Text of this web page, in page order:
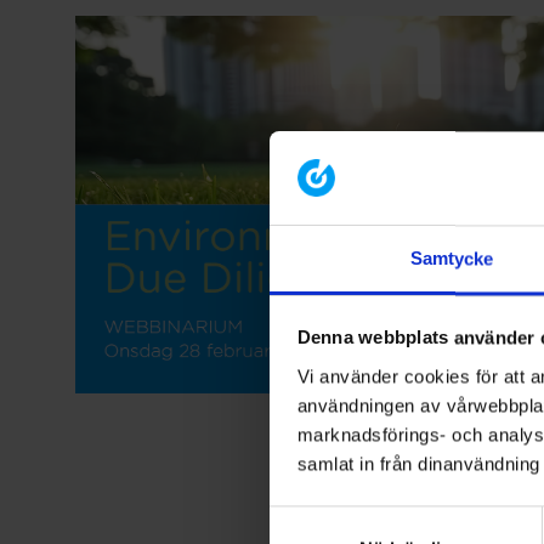
Samtycke
Denna webbplats använder
Vi använder cookies för att
användningen av
marknadsförings- och
samlat in från